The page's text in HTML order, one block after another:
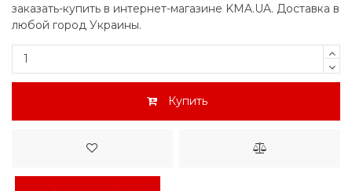
заказать-купить в интернет-магазине KMA.UA. Доставка в
любой город Украины.
Купить